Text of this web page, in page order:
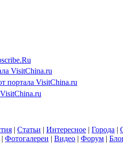
VisitChina.ru
портала VisitChina.ru
| Статьи | Интересное | Города |
| Фотогалереи | Видео | Форум |